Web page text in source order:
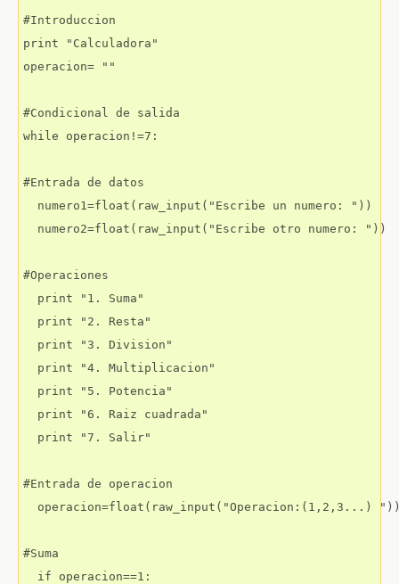
#Introduccion
print "Calculadora"
operacion= ""
#Condicional de salida
while operacion!=7:
#Entrada de datos
  numero1=float(raw_input("Escribe un numero: "))
  numero2=float(raw_input("Escribe otro numero: "))
#Operaciones
  print "1. Suma"
  print "2. Resta"
  print "3. Division"
  print "4. Multiplicacion"
  print "5. Potencia"
  print "6. Raiz cuadrada"
  print "7. Salir"
#Entrada de operacion
operacion=float(raw_input("Operacion:(1,2,3...)
#Suma
  if operacion==1: